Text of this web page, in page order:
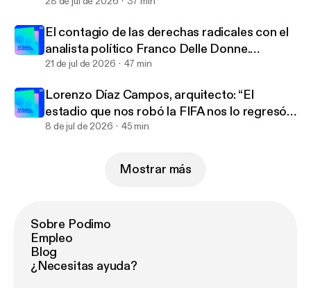
El contagio de las derechas radicales con el
analista político Franco Delle Donne.
'Podcast ‘Al habla... con Warkentin’ | Ep. 217
21 de jul de 2026 47 min
Lorenzo Díaz Campos, arquitecto: “El
estadio que nos robó la FIFA nos lo regresó
la calle” .'Podcast ‘Al habla... con Warkentin’ |
8 de jul de 2026 45 min
Mostrar más
Sobre Podimo
Empleo
Blog
¿Necesitas ayuda?